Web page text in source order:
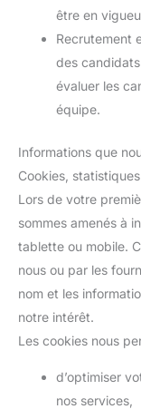
être en
Recrutement
des
évaluer les
équipe.
Informations que
Cookies,
Lors de votre
sommes amenés à
tablette ou mobile.
nous ou par les
nom et les
notre intérêt.
Les cookies nous
d’optimiser
nos services,